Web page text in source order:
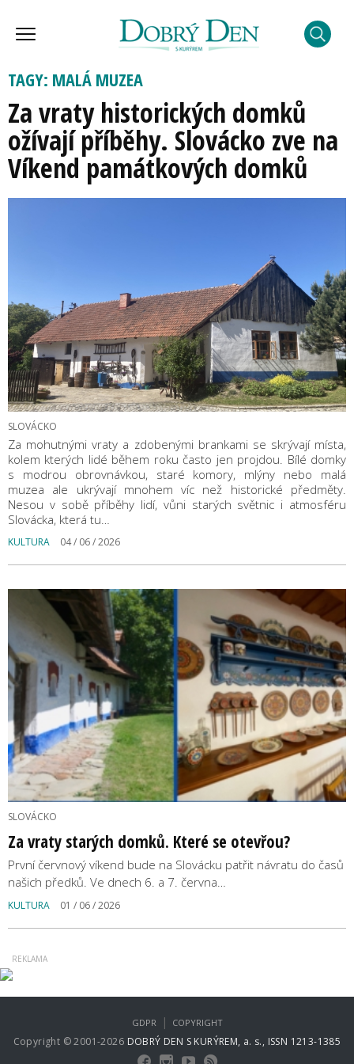
TAGY: MALÁ MUZEA
Za vraty historických domků
ožívají příběhy. Slovácko zve na
Víkend památkových domků
SLOVÁCKO
Za mohutnými vraty a zdobenými brankami se skrývají místa,
kolem kterých lidé během roku často jen projdou. Bílé domky
s modrou obrovnávkou, staré komory, mlýny nebo malá
muzea ale ukrývají mnohem víc než historické předměty.
Nesou v sobě příběhy lidí, vůni starých světnic i atmosféru
Slovácka, která tu…
KULTURA 04 / 06 / 2026
SLOVÁCKO
Za vraty starých domků. Které se otevřou?
První červnový víkend bude na Slovácku patřit návratu do časů
našich předků. Ve dnech 6. a 7. června…
KULTURA 01 / 06 / 2026
Copyright © 2001-2026 DOBRÝ DEN S KURÝREM, a. s., ISSN 1213-1385
GDPR | COPYRIGHT